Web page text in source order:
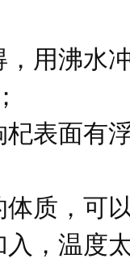
用沸水
表面有
质，可
，温度